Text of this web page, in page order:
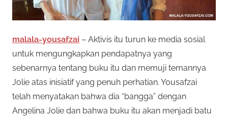
malala-yousafzai – Aktivis itu turun ke media sosial
untuk mengungkapkan pendapatnya yang
sebenarnya tentang buku itu dan memuji temannya
Jolie atas inisiatif yang penuh perhatian. Yousafzai
telah menyatakan bahwa dia “bangga” dengan
Angelina Jolie dan bahwa buku itu akan menjadi batu